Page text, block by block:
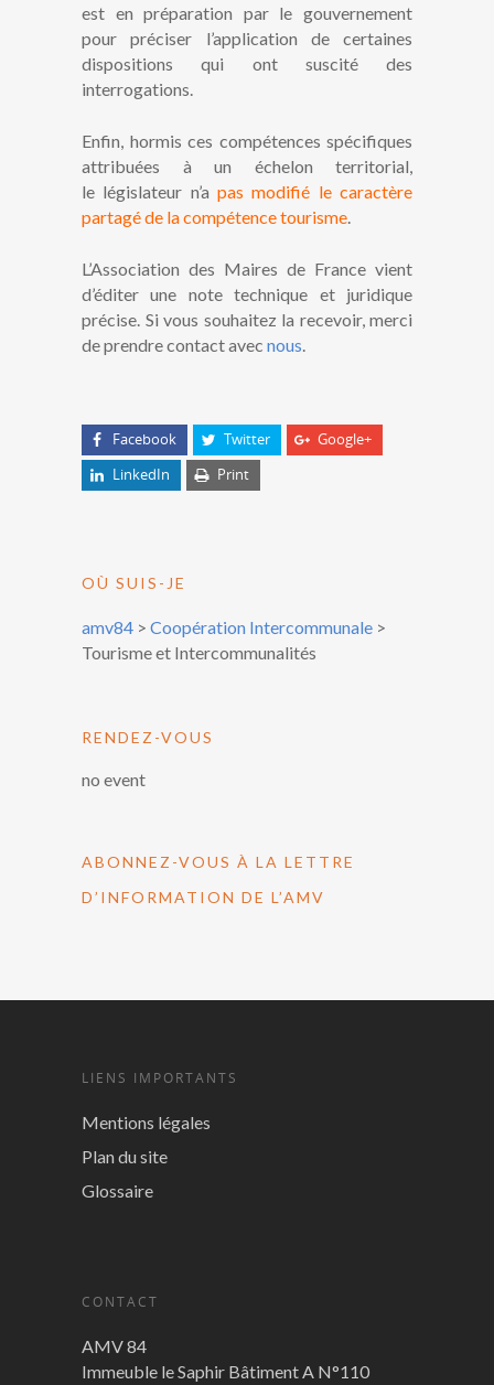
est en préparation par le gouvernement
pour préciser l’application de certaines
dispositions qui ont suscité des
interrogations.
Enfin, hormis ces compétences spécifiques
attribuées à un échelon territorial,
le législateur n’a pas modifié le caractère
partagé de la compétence tourisme
L’Association des Maires de France vient
d’éditer une note technique et juridique
précise. Si vous souhaitez la recevoir, merci
de prendre contact avec nous
Facebook Twitter
Google+
LinkedIn
Print
OÙ SUIS-JE
amv84 > Coopération Intercommunale >
Tourisme et Intercommunalités
RENDEZ-VOUS
no event
ABONNEZ-VOUS À LA LETTRE
D’INFORMATION DE L’AMV
LIENS IMPORTANTS
Mentions légales
Plan du site
Glossaire
CONTACT
AMV 84
Immeuble le Saphir Bâtiment A N°110